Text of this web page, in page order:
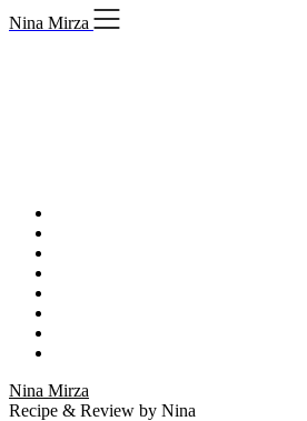
Skip
to
Nina Mirza
Nina Mirza
Recipe & Review by Nina